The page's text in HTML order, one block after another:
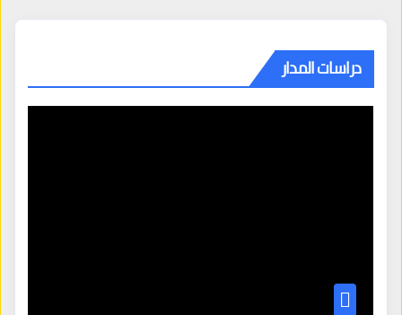
دراسات المدار